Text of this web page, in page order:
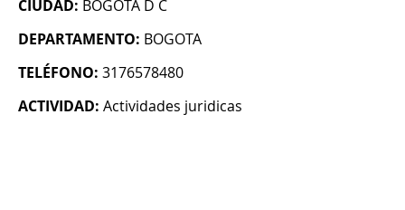
CIUDAD: BOGOTA D C
DEPARTAMENTO: BOGOTA
TELÉFONO: 3176578480
ACTIVIDAD: Actividades juridicas